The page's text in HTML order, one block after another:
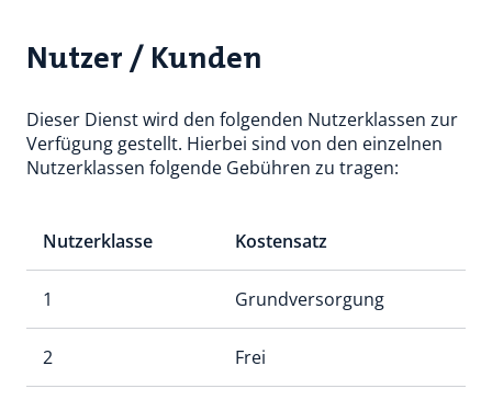
Nutzer / Kunden
Dieser Dienst wird den folgenden Nutzerklassen zur
Verfügung gestellt. Hierbei sind von den einzelnen
Nutzerklassen folgende Gebühren zu tragen:
Nutzerklasse Kostensatz
1 Grundversorgung
2 Frei